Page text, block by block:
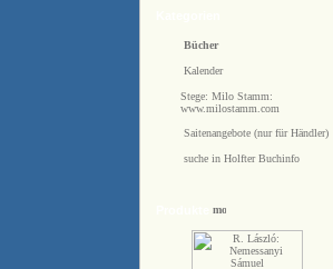
Bücher
Kalender
Stege: Milo Stamm:
www.milostamm.com
Saitenangebote (nur für Händler)
suche in Holfter Buchinfo